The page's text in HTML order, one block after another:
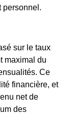
personnel.
sur le taux
maximal du
Ce
financière, et
net de
des